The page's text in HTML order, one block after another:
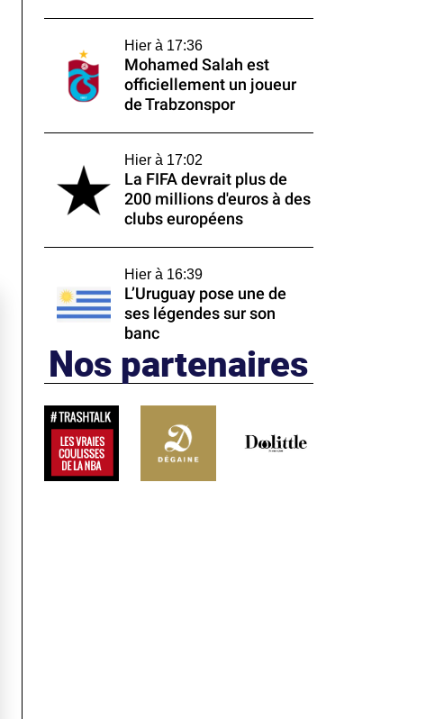
Hier à 17:36
Mohamed Salah est
officiellement un joueur
de Trabzonspor
Hier à 17:02
La FIFA devrait plus de
200 millions d'euros à des
clubs européens
Hier à 16:39
L’Uruguay pose une de
ses légendes sur son
banc
Nos partenaires